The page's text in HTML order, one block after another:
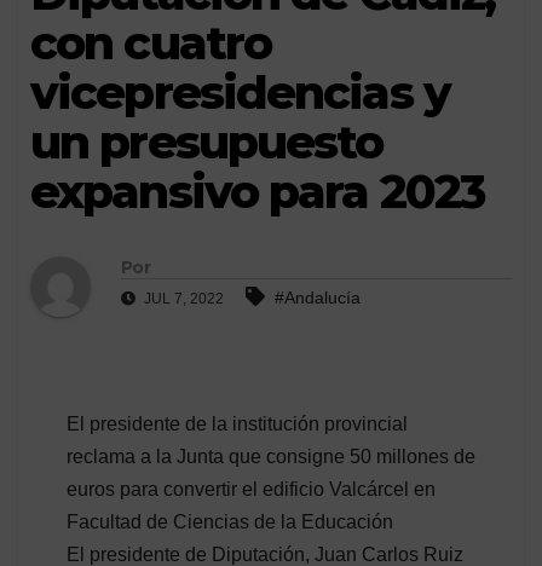
con cuatro
vicepresidencias y
un presupuesto
expansivo para 2023
Por
JUL 7, 2022 #Andalucía
El presidente de la institución provincial
reclama a la Junta que consigne 50 millones de
euros para convertir el edificio Valcárcel en
Facultad de Ciencias de la Educación
El presidente de Diputación, Juan Carlos Ruiz